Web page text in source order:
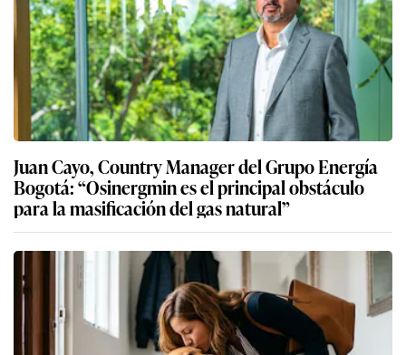
Juan Cayo, Country Manager del Grupo Energía
Bogotá: “Osinergmin es el principal obstáculo
para la masificación del gas natural”